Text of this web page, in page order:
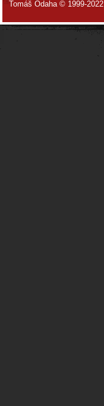
Tomáš Odaha © 1999-2022